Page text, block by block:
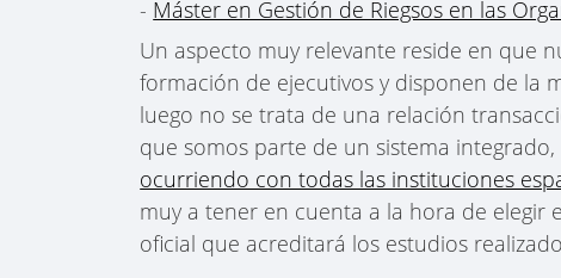
- Máster en Gestión de Riegsos en las
Un aspecto muy relevante reside en que
formación de ejecutivos y disponen de la
luego no se trata de una relación
que somos parte de un sistema
ocurriendo con todas las instituciones
muy a tener en cuenta a la hora de
oficial que acreditará los estudios